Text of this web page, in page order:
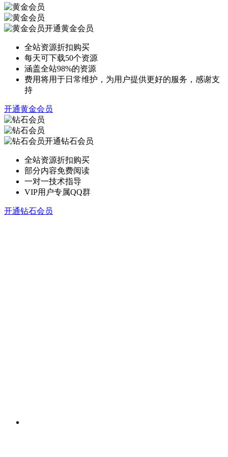
开通黄金会员
全站资源折扣购买
每天可下载50个资源
涵盖全站98%的资源
费用将用于日常维护，为用户提供更好的服务，感谢支
持
开通黄金会员
开通钻石会员
全站资源折扣购买
部分内容免费阅读
一对一技术指导
VIP用户专属QQ群
开通钻石会员